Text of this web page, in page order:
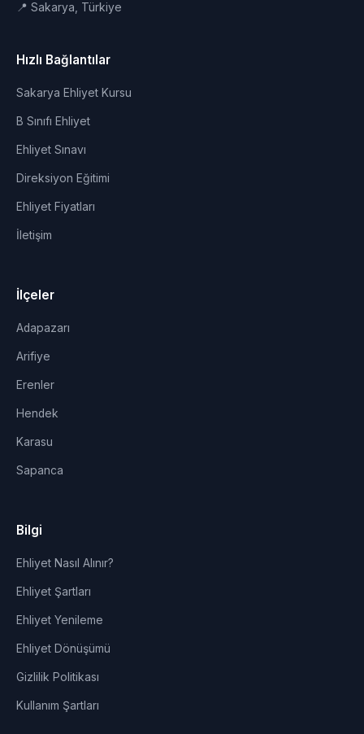
📍 Sakarya, Türkiye
Hızlı Bağlantılar
Sakarya Ehliyet Kursu
B Sınıfı Ehliyet
Ehliyet Sınavı
Direksiyon Eğitimi
Ehliyet Fiyatları
İletişim
İlçeler
Adapazarı
Arifiye
Erenler
Hendek
Karasu
Sapanca
Bilgi
Ehliyet Nasıl Alınır?
Ehliyet Şartları
Ehliyet Yenileme
Ehliyet Dönüşümü
Gizlilik Politikası
Kullanım Şartları